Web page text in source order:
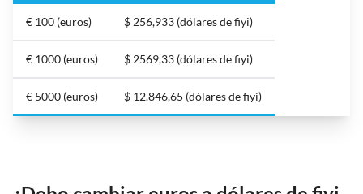
€ 100 (euros) $ 256,933 (dólares de fiyi)
€ 1000 (euros) $ 2569,33 (dólares de fiyi)
€ 5000 (euros) $ 12.846,65 (dólares de fiyi)